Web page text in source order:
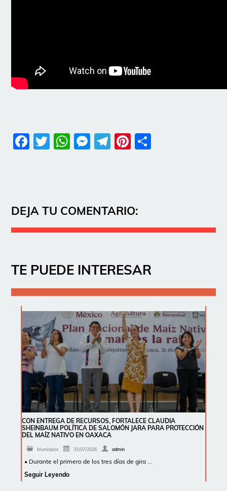
Facebook
Twitter
WhatsApp
Messenger
Telegram
Pinterest
DEJA TU COMENTARIO:
TE PUEDE INTERESAR
CON ENTREGA DE RECURSOS, FORTALECE CLAUDIA
SHEINBAUM POLÍTICA DE SALOMÓN JARA PARA PROTECCIÓN
DEL MAÍZ NATIVO EN OAXACA
Municipios 31/07/2026 admin
• Durante el primero de los tres días de gira …
Seguir Leyendo